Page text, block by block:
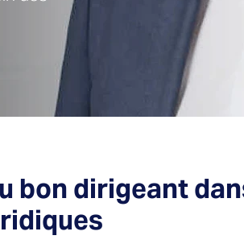
bon dirigeant